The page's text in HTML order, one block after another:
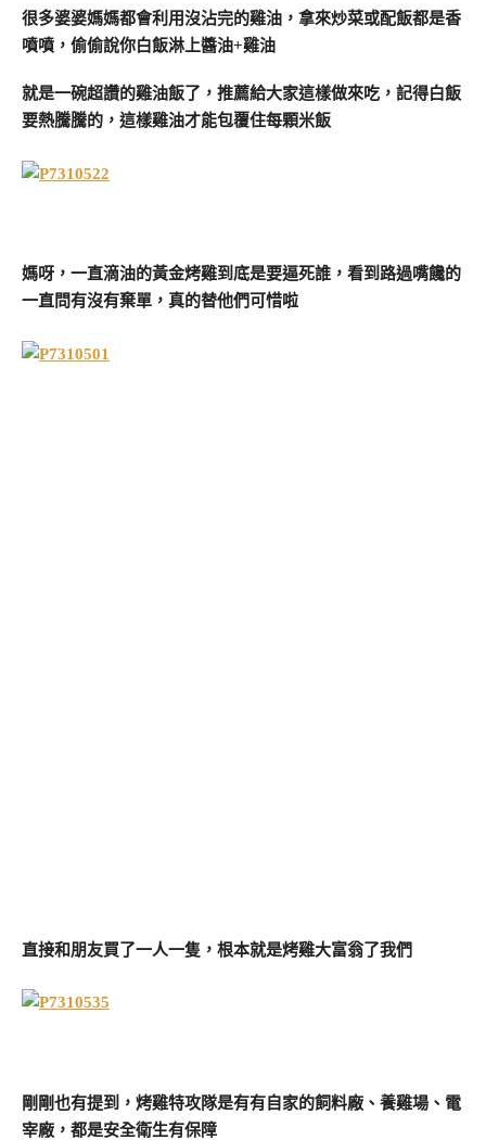
很多婆婆媽媽都會利用沒沾完的雞油，拿來炒菜或配飯都是香
噴噴，偷偷說你白飯淋上醬油+雞油
就是一碗超讚的雞油飯了，推薦給大家這樣做來吃，記得白飯
要熱騰騰的，這樣雞油才能包覆住每顆米飯
媽呀，一直滴油的黃金烤雞到底是要逼死誰，看到路過嘴饞的
一直問有沒有棄單，真的替他們可惜啦
直接和朋友買了一人一隻，根本就是烤雞大富翁了我們
剛剛也有提到，烤雞特攻隊是有有自家的飼料廠、養雞場、電
宰廠，都是安全衛生有保障